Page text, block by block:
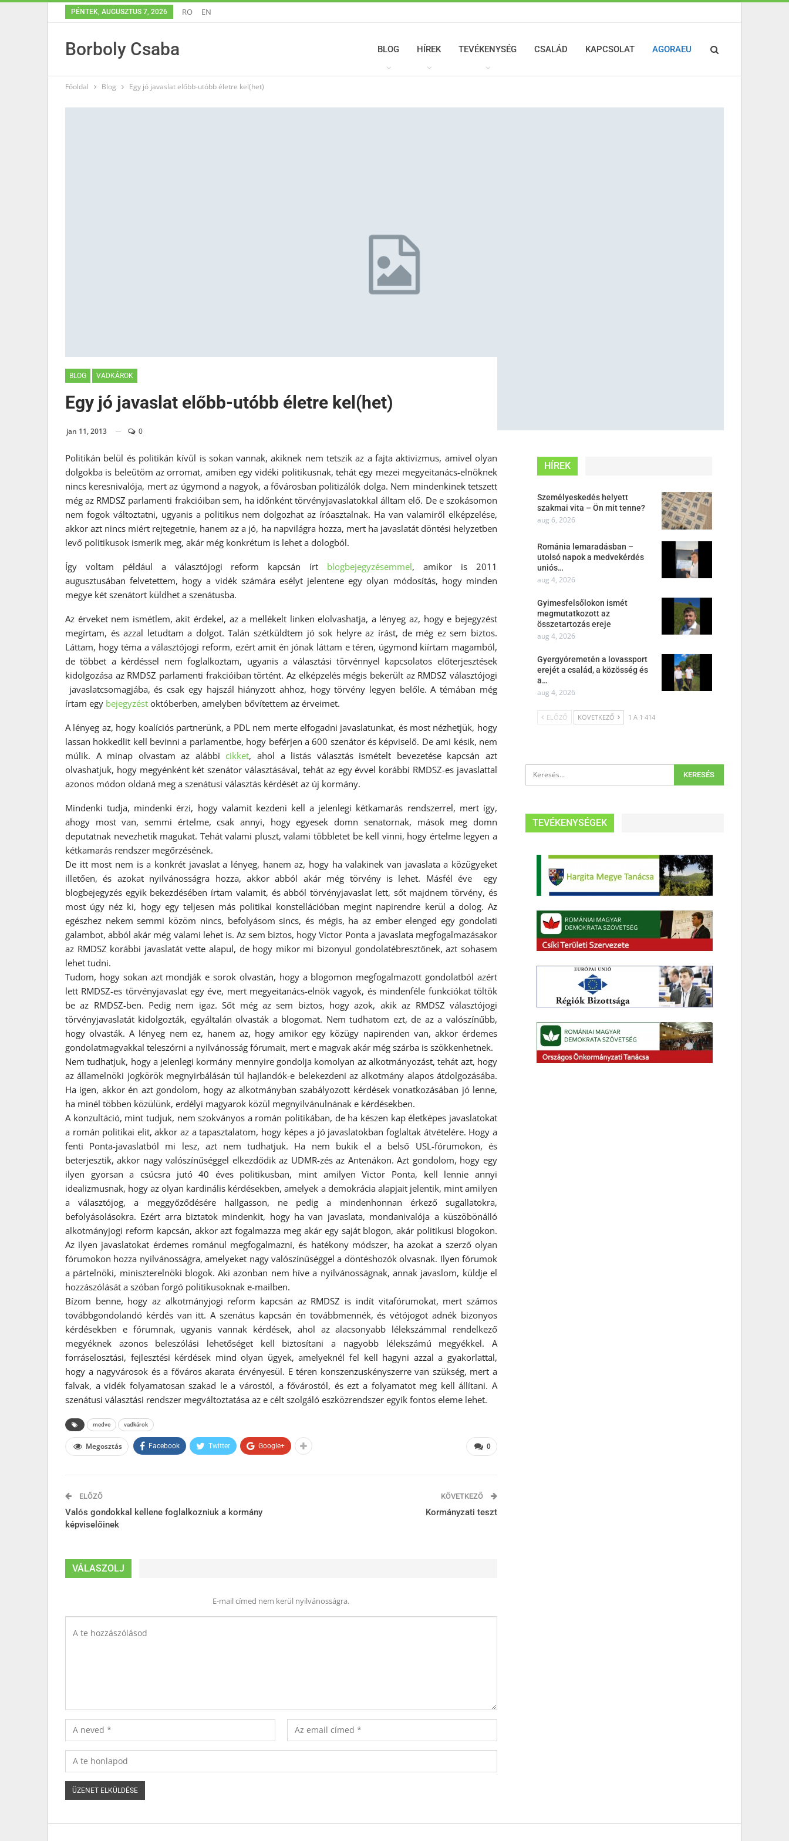
PÉNTEK, AUGUSZTUS 7, 2026 RO EN
Borboly Csaba BLOG HÍREK TEVÉKENYSÉG CSALÁD KAPCSOLAT AGORAEU
Főoldal Blog Egy jó javaslat előbb-utóbb életre kel(het)
BLOG VADKÁROK
Egy jó javaslat előbb-utóbb életre kel(het)
jan 11, 2013 0
Politikán belül és politikán kívül is sokan vannak, akiknek nem tetszik az a fajta aktivizmus, amivel olyan
dolgokba is beleütöm az orromat, amiben egy vidéki politikusnak, tehát egy mezei megyeitanács-elnöknek
nincs keresnivalója, mert az úgymond a nagyok, a fővárosban politizálók dolga. Nem mindenkinek tetszett
még az RMDSZ parlamenti frakcióiban sem, ha időnként törvényjavaslatokkal álltam elő. De e szokásomon
nem fogok változtatni, ugyanis a politikus nem dolgozhat az íróasztalnak. Ha van valamiről elképzelése,
akkor azt nincs miért rejtegetnie, hanem az a jó, ha napvilágra hozza, mert ha javaslatát döntési helyzetben
levő politikusok ismerik meg, akár még konkrétum is lehet a dologból.
Így voltam például a választójogi reform kapcsán írt blogbejegyzésemmel, amikor is 2011
augusztusában felvetettem, hogy a vidék számára esélyt jelentene egy olyan módosítás, hogy minden
megye két szenátort küldhet a szenátusba.
Az érveket nem ismétlem, akit érdekel, az a mellékelt linken elolvashatja, a lényeg az, hogy e bejegyzést
megírtam, és azzal letudtam a dolgot. Talán szétküldtem jó sok helyre az írást, de még ez sem biztos.
Láttam, hogy téma a választójogi reform, ezért amit én jónak láttam e téren, úgymond kiírtam magamból,
de többet a kérdéssel nem foglalkoztam, ugyanis a választási törvénnyel kapcsolatos előterjesztések
kidolgozása az RMDSZ parlamenti frakcióiban történt. Az elképzelés mégis bekerült az RMDSZ választójogi
javaslatcsomagjába, és csak egy hajszál hiányzott ahhoz, hogy törvény legyen belőle. A témában még
írtam egy bejegyzést októberben, amelyben bővítettem az érveimet.
A lényeg az, hogy koalíciós partnerünk, a PDL nem merte elfogadni javaslatunkat, és most nézhetjük, hogy
lassan hokkedlit kell bevinni a parlamentbe, hogy beférjen a 600 szenátor és képviselő. De ami késik, nem
múlik. A minap olvastam az alábbicikket, ahol a listás választás ismételt bevezetése kapcsán azt
olvashatjuk, hogy megyénként két szenátor választásával, tehát az egy évvel korábbi RMDSZ-es javaslattal
azonos módon oldaná meg a szenátusi választás kérdését az új kormány.
Mindenki tudja, mindenki érzi, hogy valamit kezdeni kell a jelenlegi kétkamarás rendszerrel, mert így,
ahogy most van, semmi értelme, csak annyi, hogy egyesek domn senatornak, mások meg domn
deputatnak nevezhetik magukat. Tehát valami pluszt, valami többletet be kell vinni, hogy értelme legyen a
kétkamarás rendszer megőrzésének.
De itt most nem is a konkrét javaslat a lényeg, hanem az, hogy ha valakinek van javaslata a közügyeket
illetően, és azokat nyilvánosságra hozza, akkor abból akár még törvény is lehet. Másfél éve egy
blogbejegyzés egyik bekezdésében írtam valamit, és abból törvényjavaslat lett, sőt majdnem törvény, és
most úgy néz ki, hogy egy teljesen más politikai konstellációban megint napirendre kerül a dolog. Az
egészhez nekem semmi közöm nincs, befolyásom sincs, és mégis, ha az ember elenged egy gondolati
galambot, abból akár még valami lehet is. Az sem biztos, hogy Victor Ponta a javaslata megfogalmazásakor
az RMDSZ korábbi javaslatát vette alapul, de hogy mikor mi bizonyul gondolatébresztőnek, azt sohasem
lehet tudni.
Tudom, hogy sokan azt mondják e sorok olvastán, hogy a blogomon megfogalmazott gondolatból azért
lett RMDSZ-es törvényjavaslat egy éve, mert megyeitanács-elnök vagyok, és mindenféle funkciókat töltök
be az RMDSZ-ben. Pedig nem igaz. Sőt még az sem biztos, hogy azok, akik az RMDSZ választójogi
törvényjavaslatát kidolgozták, egyáltalán olvasták a blogomat. Nem tudhatom ezt, de az a valószínűbb,
hogy olvasták. A lényeg nem ez, hanem az, hogy amikor egy közügy napirenden van, akkor érdemes
gondolatmagvakkal teleszórni a nyilvánosság fórumait, mert e magvak akár még szárba is szökkenhetnek.
Nem tudhatjuk, hogy a jelenlegi kormány mennyire gondolja komolyan az alkotmányozást, tehát azt, hogy
az államelnöki jogkörök megnyirbálásán túl hajlandók-e belekezdeni az alkotmány alapos átdolgozásába.
Ha igen, akkor én azt gondolom, hogy az alkotmányban szabályozott kérdések vonatkozásában jó lenne,
ha minél többen közülünk, erdélyi magyarok közül megnyilvánulnának e kérdésekben.
A konzultáció, mint tudjuk, nem szokványos a román politikában, de ha készen kap életképes javaslatokat
a román politikai elit, akkor az a tapasztalatom, hogy képes a jó javaslatokban foglaltak átvételére. Hogy a
fenti Ponta-javaslatból mi lesz, azt nem tudhatjuk. Ha nem bukik el a belső USL-fórumokon, és
beterjesztik, akkor nagy valószínűséggel elkezdődik az UDMR-zés az Antenákon. Azt gondolom, hogy egy
ilyen gyorsan a csúcsra jutó 40 éves politikusban, mint amilyen Victor Ponta, kell lennie annyi
idealizmusnak, hogy az olyan kardinális kérdésekben, amelyek a demokrácia alapjait jelentik, mint amilyen
a választójog, a meggyőződésére hallgasson, ne pedig a mindenhonnan érkező sugallatokra,
befolyásolásokra. Ezért arra biztatok mindenkit, hogy ha van javaslata, mondanivalója a küszöbönálló
alkotmányjogi reform kapcsán, akkor azt fogalmazza meg akár egy saját blogon, akár politikusi blogokon.
Az ilyen javaslatokat érdemes románul megfogalmazni, és hatékony módszer, ha azokat a szerző olyan
fórumokon hozza nyilvánosságra, amelyeket nagy valószínűséggel a döntéshozók olvasnak. Ilyen fórumok
a pártelnöki, miniszterelnöki blogok. Aki azonban nem híve a nyilvánosságnak, annak javaslom, küldje el
hozzászólását a szóban forgó politikusoknak e-mailben.
Bízom benne, hogy az alkotmányjogi reform kapcsán az RMDSZ is indít vitafórumokat, mert számos
továbbgondolandó kérdés van itt. A szenátus kapcsán én továbbmennék, és vétójogot adnék bizonyos
kérdésekben e fórumnak, ugyanis vannak kérdések, ahol az alacsonyabb lélekszámmal rendelkező
megyéknek azonos beleszólási lehetőséget kell biztosítani a nagyobb lélekszámú megyékkel. A
forráselosztási, fejlesztési kérdések mind olyan ügyek, amelyeknél fel kell hagyni azzal a gyakorlattal,
hogy a nagyvárosok és a főváros akarata érvényesül. E téren konszenzuskényszerre van szükség, mert a
falvak, a vidék folyamatosan szakad le a várostól, a fővárostól, és ezt a folyamatot meg kell állítani. A
szenátusi választási rendszer megváltoztatása az e célt szolgáló eszközrendszer egyik fontos eleme lehet.
medve vadkárok
0
Megosztás Facebook Twitter Google+
ELŐZŐ
Valós gondokkal kellene foglalkozniuk a kormány
képviselőinek
KÖVETKEZŐ
Kormányzati teszt
VÁLASZOLJ
E-mail címed nem kerül nyilvánosságra.
HÍREK
Személyeskedés helyett
szakmai vita – Ön mit tenne?
aug 6, 2026
Románia lemaradásban –
utolsó napok a medvekérdés
uniós…
aug 4, 2026
Gyimesfelsőlokon ismét
megmutatkozott az
összetartozás ereje
aug 4, 2026
Gyergyóremetén a lovassport
erejét a család, a közösség és
a…
aug 4, 2026
ELŐZŐ KÖVETKEZŐ 1 A 1 414
TEVÉKENYSÉGEK